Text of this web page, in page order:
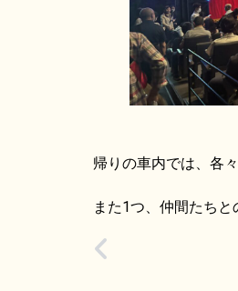
帰りの車内では、各
また1つ、仲間たち